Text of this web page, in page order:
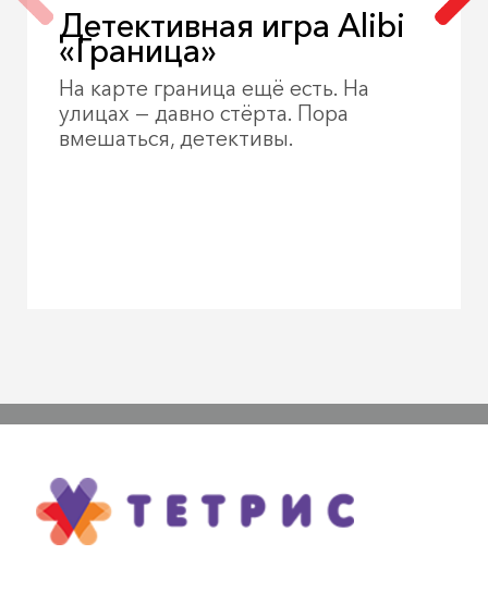
Детективная игра Alibi
«Граница»
На карте граница ещё есть. На
улицах — давно стёрта. Пора
вмешаться, детективы.